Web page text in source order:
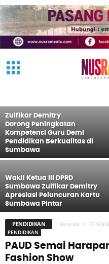
PEMERINTAHAN
PENDIDIKAN
Transformasi SMK
untuk Cetak SDM
Zulfikar Demitry
Dorong Peningkatan
Kompetensi Guru Demi
Pendidikan Berkualitas di
Sumbawa
Wakil Ketua III DPRD
Sumbawa Zulfikar Demitry
Apresiasi Peluncuran Kartu
Sumbawa Pintar
PENDIDIKAN Beranda
PENDIDIKAN
PAUD Semai
Fashion Show